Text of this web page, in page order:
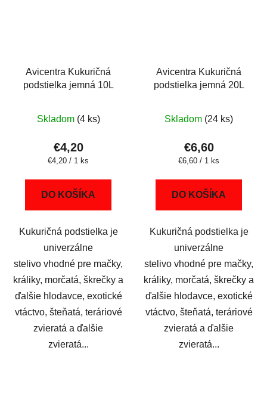
Avicentra Kukuričná
podstielka jemná 10L
Skladom (4 ks)
€4,20
Jednotková
€4,20 / 1 ks
DO KOŠÍKA
Kukuričná podstielka je
univerzálne
stelivo vhodné pre mačky,
králiky, morčatá, škrečky a
ďalšie hlodavce, exotické
vtáctvo, šteňatá, teráriové
zvieratá a ďalšie
zvieratá...
Avicentra Kukuričná
podstielka jemná 20L
Skladom (24 ks)
€6,60
Jednotková
€6,60 / 1 ks
DO KOŠÍKA
Kukuričná podstielka je
univerzálne
stelivo vhodné pre mačky,
králiky, morčatá, škrečky a
ďalšie hlodavce, exotické
vtáctvo, šteňatá, teráriové
zvieratá a ďalšie
zvieratá...